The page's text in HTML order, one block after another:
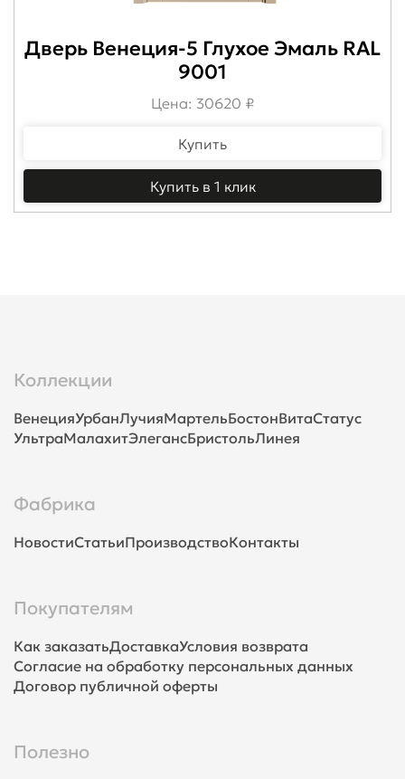
Дверь Венеция-5 Глухое Эмаль RAL
9001
Цена: 30620 ₽
Купить
Купить в 1 клик
Коллекции
ВенецияУрбанЛучияМартельБостонВитаСтатус
УльтраМалахитЭлегансБристольЛинея
Фабрика
НовостиСтатьиПроизводствоКонтакты
Покупателям
Как заказатьДоставкаУсловия возврата
Согласие на обработку персональных данных
Договор публичной оферты
Полезно